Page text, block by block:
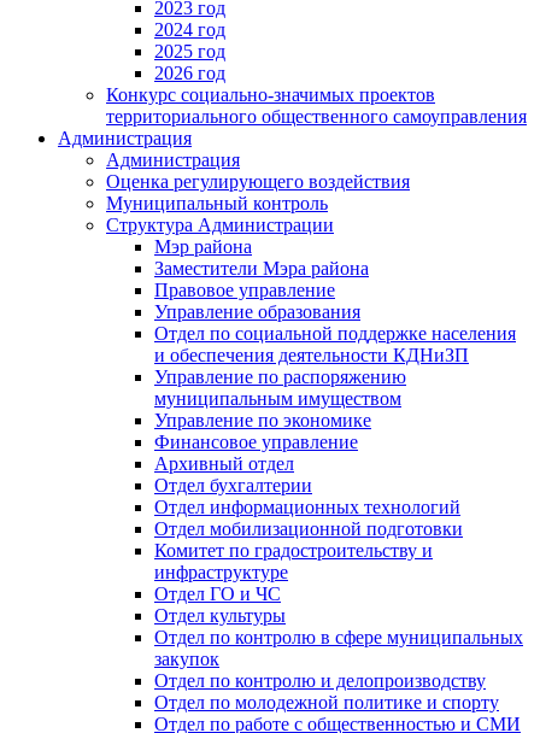
2023 год
2024 год
2025 год
2026 год
Конкурс социально-значимых проектов
территориального общественного самоуправления
Администрация
Администрация
Оценка регулирующего воздействия
Муниципальный контроль
Структура Администрации
Мэр района
Заместители Мэра района
Правовое управление
Управление образования
Отдел по социальной поддержке населения
и обеспечения деятельности КДНиЗП
Управление по распоряжению
муниципальным имуществом
Управление по экономике
Финансовое управление
Архивный отдел
Отдел бухгалтерии
Отдел информационных технологий
Отдел мобилизационной подготовки
Комитет по градостроительству и
инфраструктуре
Отдел ГО и ЧС
Отдел культуры
Отдел по контролю в сфере муниципальных
закупок
Отдел по контролю и делопроизводству
Отдел по молодежной политике и спорту
Отдел по работе с общественностью и СМИ